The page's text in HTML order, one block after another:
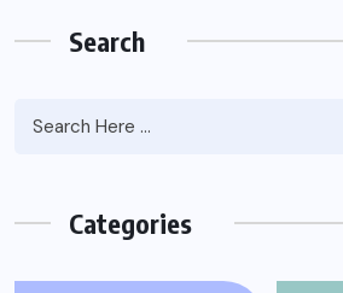
Search
Categories